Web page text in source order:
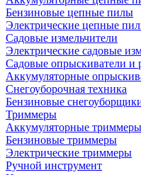
Бензиновые цепные пилы
Электрические цепные
Садовые измельчители
Электрические садовые
Садовые опрыскиватели и
Аккумуляторные
Снегоуборочная техника
Бензиновые
Триммеры
Аккумуляторные триммеры
Бензиновые триммеры
Электрические триммеры
Ручной инструмент